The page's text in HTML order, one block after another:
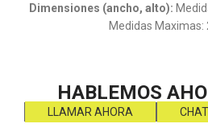
Dimensiones (ancho, alto):
Medidas Maximas:
HABLEMOS
LLAMAR AHORA